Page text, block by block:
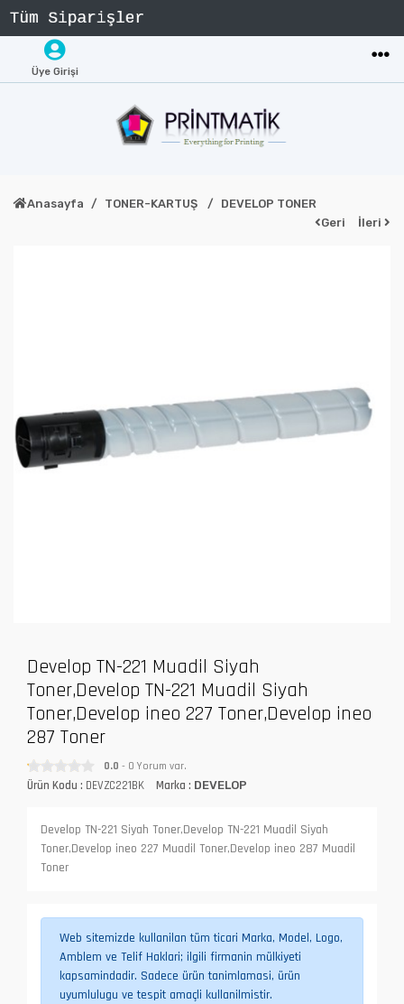
Üye Girişi
Anasayfa TONER-KARTUŞ
DEVELOP TONER
Geri
İleri
Develop TN-221 Muadil Siyah
Toner,Develop TN-221 Muadil Siyah
Toner,Develop ineo 227 Toner,Develop ineo
287 Toner
0.0 - 0 Yorum var.
Ürün Kodu : DEVZC221BK Marka : DEVELOP
Develop TN-221 Siyah Toner,Develop TN-221 Muadil Siyah
Toner,Develop ineo 227 Muadil Toner,Develop ineo 287 Muadil
Toner
Web sitemizde kullanilan tüm ticari Marka, Model, Logo,
Amblem ve Telif Haklari; ilgili firmanin mülkiyeti
kapsamindadir. Sadece ürün tanimlamasi, ürün
uyumlulugu ve tespit amaçli kullanilmistir.